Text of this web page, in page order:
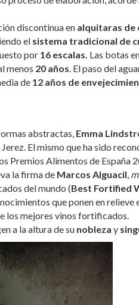
discontinua en alquitaras de
el sistema tradicional de
por 16 escalas. Las botas
menos 20 años . El paso del
de 12 años de
abstractas, Emma
El mismo que ha sido
Premios Alimentos de España
la firma de Marcos Alguacil
del mundo (Best Fortified
que ponen en relieve
los mejores vinos fortificados.
a la altura de su nobleza y